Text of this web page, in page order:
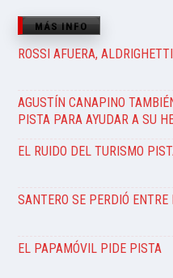
MÁS INFO
ROSSI AFUERA,
AGUSTÍN CANAPINO
PISTA PARA AYUDAR A SU
EL RUIDO DEL TURISMO
SANTERO SE PERDIÓ ENTRE
EL PAPAMÓVIL PIDE PISTA